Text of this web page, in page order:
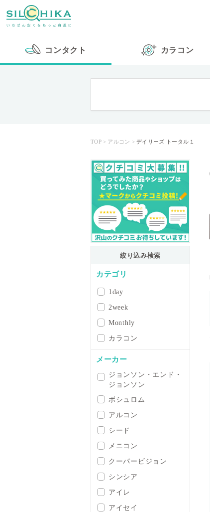
コンタクト カラコン
TOP アルコン デイリーズ トータル１
絞り込み検索
カテゴリ
1day
2week
Monthly
カラコン
メーカー
ジョンソン・エンド・
ジョンソン
ボシュロム
アルコン
シード
メニコン
クーパービジョン
シンシア
アイレ
アイセイ